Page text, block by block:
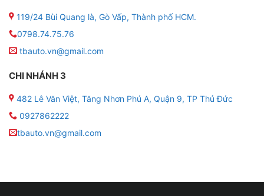
● Sản phẩm hiện nay có 2 phiên bản đó chính là
TexPad Zone 4 và TexPad Zone 4 Plus.
● TexPad Zone 4 là dòng sản phẩm camera 360 độ
● TexPad Zone 4 Plus là dòng sản phẩm camera 360
độ được thiết kế dành riêng cho các dòng xe ô tô
119/24 Bùi Quang là, Gò Vấp, Thành phố HCM.
0798.74.75.76
tbauto.vn@gmail.com
CHI NHÁNH 3
482 Lê Văn Việt, Tăng Nhơn Phú A, Quận 9, TP Thủ Đức
0927862222
tbauto.vn@gmail.com